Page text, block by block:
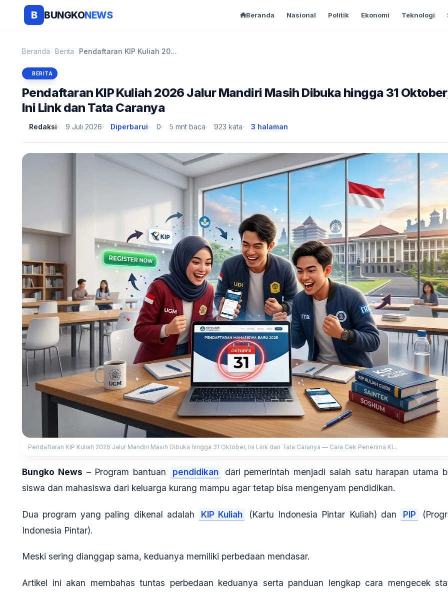
B BUNGKONEWS Beranda Nasional Politik Ekonomi Teknologi
Beranda Berita Pendaftaran KIP Kuliah 2026 Jalur Mandiri Masih Di...
BERITA
Pendaftaran KIP Kuliah 2026 Jalur Mandiri Masih Dibuka hingga 31
Ini Link dan Tata Caranya
Redaksi 9 Juli 2026 Diperbarui 0 5 mnt baca 923 kata 3 halaman
Pendaftaran KIP Kuliah 2026 Jalur Mandiri Masih Dibuka hingga 31 Oktober, Ini Link dan Tata Caranya — Cara Cek Penerima KI...
Bungko News – Program bantuan pendidikan
dari pemerintah menjadi salah satu harapan utama
siswa dan mahasiswa dari keluarga kurang mampu agar tetap bisa mengenyam pendidikan.
Dua program yang paling dikenal adalah KIP Kuliah (Kartu Indonesia Pintar Kuliah) dan PIP
Indonesia Pintar).
Meski sering dianggap sama, keduanya memiliki perbedaan mendasar.
Artikel ini akan membahas tuntas perbedaan keduanya serta panduan lengkap cara mengecek